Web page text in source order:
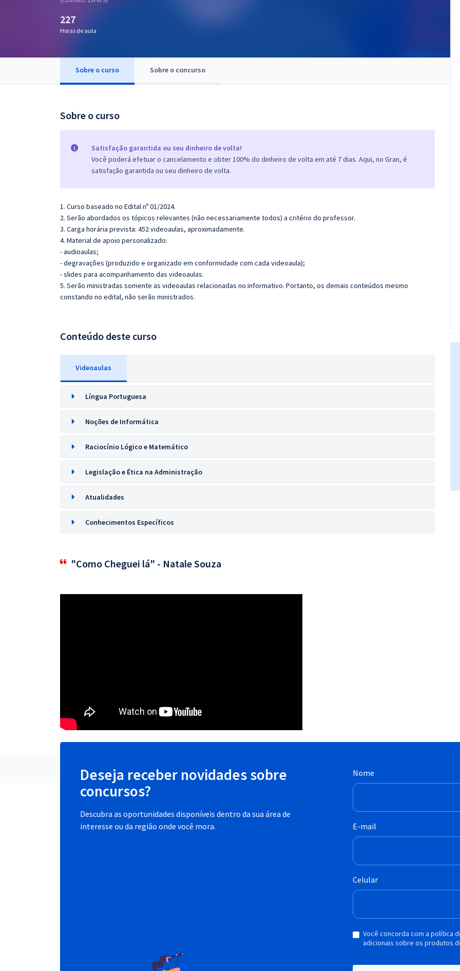
OAB
227
Horas de aula
Sobre o curso Sobre o concurso
Sobre o curso
Satisfação garantida ou seu dinheiro de volta!
Você poderá efetuar o cancelamento e obter 100% do dinheiro de volta em até 7 dias. Aqui, no Gran, é
satisfação garantida ou seu dinheiro de volta.
1. Curso baseado no Edital nº 01/2024.
2. Serão abordados os tópicos relevantes (não necessariamente todos) a critério do professor.
3. Carga horária prevista: 452 videoaulas, aproximadamente.
4. Material de apoio personalizado:
- audioaulas;
- degravações (produzido e organizado em conformidade com cada videoaula);
- slides para acompanhamento das videoaulas.
5. Serão ministradas somente as videoaulas relacionadas no informativo. Portanto, os demais conteúdos mesmo
constando no edital, não serão ministrados.
Conteúdo deste curso
Videoaulas
Língua Portuguesa
Noções de Informática
Raciocínio Lógico e Matemático
Legislação e Ética na Administração
Atualidades
Conhecimentos Específicos
"Como Cheguei lá" - Natale Souza
Deseja receber novidades sobre
concursos?
Descubra as oportunidades disponíveis dentro da sua área de
interesse ou da região onde você mora.
Nome
E-mail
Celular
Você concorda com a política
adicionais sobre os produtos